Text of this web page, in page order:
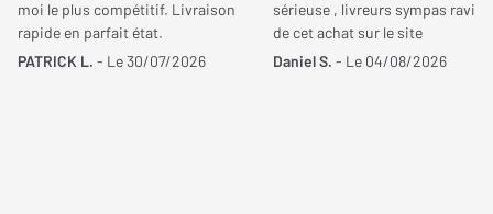
Alimentation Secteur
moi le plus compétitif. Livraison
rapide en parfait état.
PATRICK L. - Le 30/07/2026
sérieuse , livreurs sympas ravi
de cet achat sur le site
Daniel S. - Le 04/08/2026